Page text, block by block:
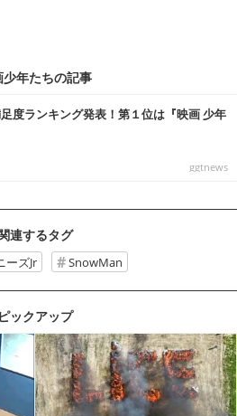
少年たちの記事
度ランキング発表！第１位は『映画 少年
ggtnews
連するタグ
ーズJr SnowMan
ピックアップ
読む